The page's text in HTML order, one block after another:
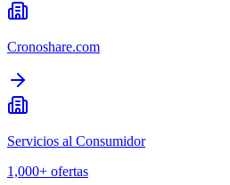
Cronoshare.com
Servicios al Consumidor
1,000+ ofertas